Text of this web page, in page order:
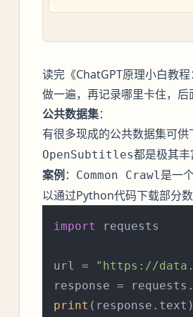
读完《ChatGPT原理小白教
做一遍，再记录哪里卡住，后
公共数据集：
有很多现成的公共数据集可供
OpenSubtitles都是极其丰
案例 ： Common Crawl是一
以通过Python代码下载部分数
import requests
url =
"https://
print